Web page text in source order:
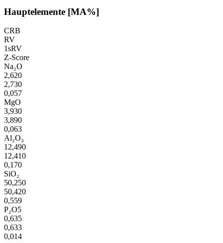
Hauptelemente [MA%]
CRB
RV
1sRV
Z-Score
Na₂O
2,620
2,730
0,057
MgO
3,930
3,890
0,063
Al₂O₃
12,490
12,410
0,170
SiO₂
50,250
50,420
0,559
P₂O5
0,635
0,633
0,014